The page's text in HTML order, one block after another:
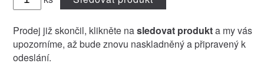
Prodej již skončil, klikněte nasledovat produkta my vás
upozorníme, až bude znovu naskladněný a připravený k
odeslání.